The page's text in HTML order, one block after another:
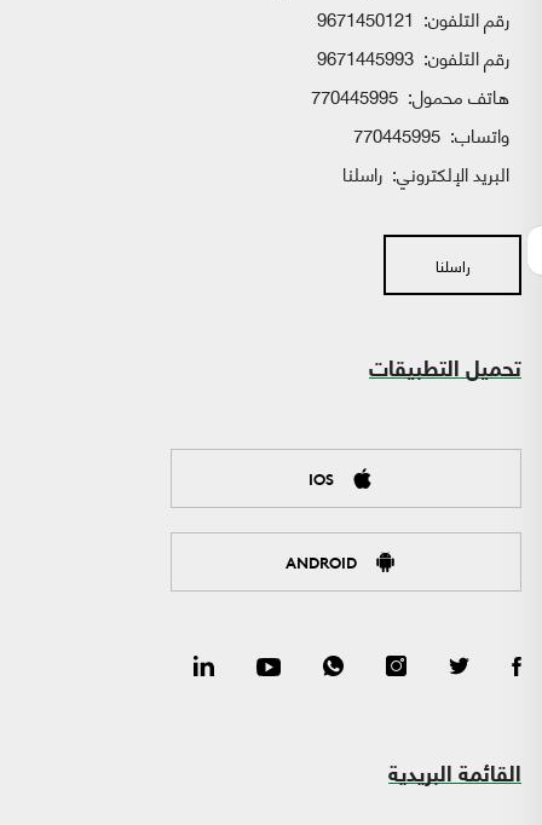
رقم التلفون: 9671450121
رقم التلفون: 9671445993
هاتف محمول: 770445995
واتساب:
البريد الإلكتروني: راسلنا
راسلنا
تحميل التطبيقات
IOS
ANDROID
القائمة البريدية